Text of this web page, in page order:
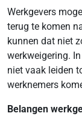
Werkgevers
terug te komen
kunnen dat niet
werkweigering.
niet vaak leiden
werknemers
Belangen